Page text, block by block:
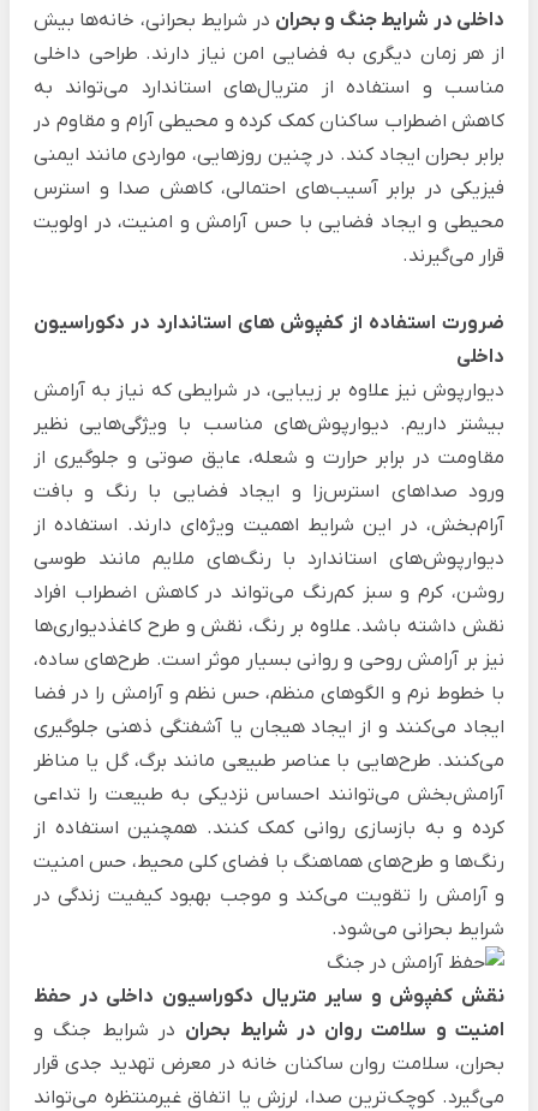
داخلی در شرایط جنگ و بحران در شرایط بحرانی، خانه‌ها بیش
از هر زمان دیگری به فضایی امن نیاز دارند. طراحی داخلی
مناسب و استفاده از متریال‌های استاندارد می‌تواند به
کاهش اضطراب ساکنان کمک کرده و محیطی آرام و مقاوم در
برابر بحران ایجاد کند. در چنین روزهایی، مواردی مانند ایمنی
فیزیکی در برابر آسیب‌های احتمالی، کاهش صدا و استرس
محیطی و ایجاد فضایی با حس آرامش و امنیت، در اولویت
قرار می‌گیرند.
ضرورت استفاده از کفپوش های استاندارد در دکوراسیون
داخلی
دیوارپوش نیز علاوه بر زیبایی، در شرایطی که نیاز به آرامش
بیشتر داریم. دیوارپوش‌های مناسب با ویژگی‌هایی نظیر
مقاومت در برابر حرارت و شعله، عایق صوتی و جلوگیری از
ورود صداهای استرس‌زا و ایجاد فضایی با رنگ و بافت
آرام‌بخش، در این شرایط اهمیت ویژه‌ای دارند. استفاده از
دیوارپوش‌های استاندارد با رنگ‌های ملایم مانند طوسی
روشن، کرم و سبز کم‌رنگ می‌تواند در کاهش اضطراب افراد
نقش داشته باشد. علاوه بر رنگ، نقش و طرح کاغذدیواری‌ها
نیز بر آرامش روحی و روانی بسیار موثر است. طرح‌های ساده،
با خطوط نرم و الگوهای منظم، حس نظم و آرامش را در فضا
ایجاد می‌کنند و از ایجاد هیجان یا آشفتگی ذهنی جلوگیری
می‌کنند. طرح‌هایی با عناصر طبیعی مانند برگ، گل یا مناظر
آرامش‌بخش می‌توانند احساس نزدیکی به طبیعت را تداعی
کرده و به بازسازی روانی کمک کنند. همچنین استفاده از
رنگ‌ها و طرح‌های هماهنگ با فضای کلی محیط، حس امنیت
و آرامش را تقویت می‌کند و موجب بهبود کیفیت زندگی در
شرایط بحرانی می‌شود.
نقش کفپوش و سایر متریال دکوراسیون داخلی در حفظ
امنیت و سلامت روان در شرایط بحران در شرایط جنگ و
بحران، سلامت روان ساکنان خانه در معرض تهدید جدی قرار
می‌گیرد. کوچک‌ترین صدا، لرزش یا اتفاق غیرمنتظره می‌تواند